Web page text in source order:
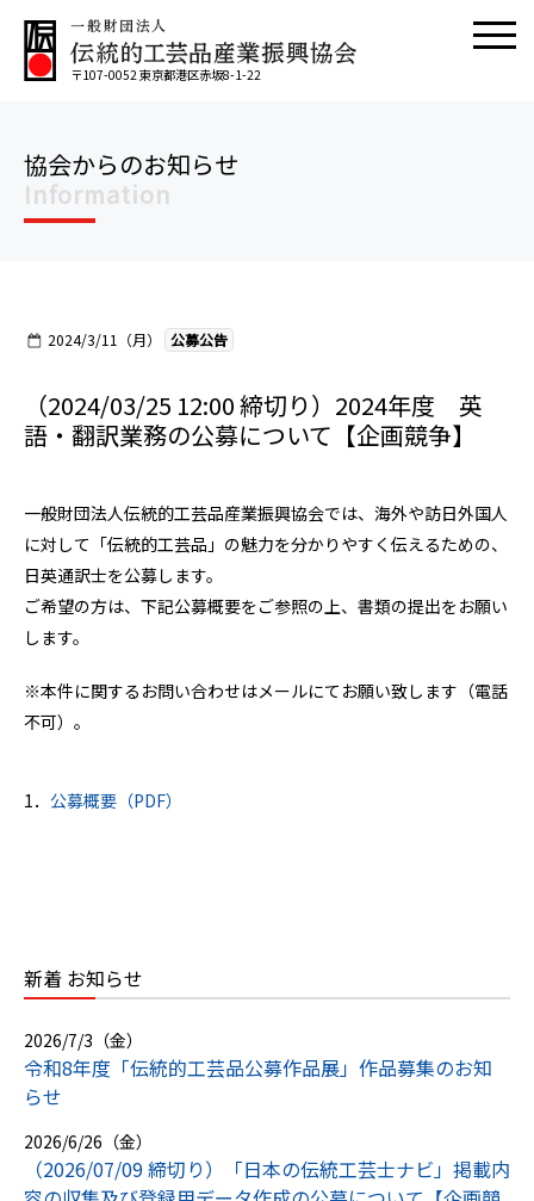
〒107-0052 東京都港区赤坂8-1-22
協会からのお知らせ
Information
2024/3/11（月） 公募公告
（2024/03/25 12:00 締切り）2024年度 英
語・翻訳業務の公募について【企画競争】
一般財団法人伝統的工芸品産業振興協会では、海外や訪日外国人
に対して「伝統的工芸品」の魅力を分かりやすく伝えるための、
日英通訳士を公募します。
ご希望の方は、下記公募概要をご参照の上、書類の提出をお願い
します。
※本件に関するお問い合わせはメールにてお願い致します（電話
不可）。
1． 公募概要（PDF）
新着 お知らせ
2026/7/3（金）
令和8年度「伝統的工芸品公募作品展」作品募集のお知
らせ
2026/6/26（金）
（2026/07/09 締切り）「日本の伝統工芸士ナビ」掲載内